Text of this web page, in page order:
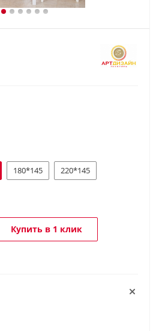
180*145 220*145
Купить в 1 клик